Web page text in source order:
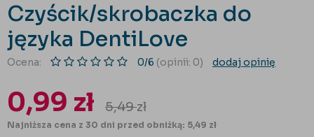
Czyścik/skrobaczka do
języka DentiLove
Ocena: 0/6 (opinii: 0) dodaj opinię
0,99 zł 5,49zł
Najniższa cena z 30 dni przed obniżką: 5,49 zł